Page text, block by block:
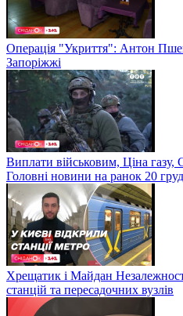
Операція "Укриття": Антон
Запоріжжі
Виплати військовим, Ціна газу,
Головні новини на ранок 20
Хрещатик і Майдан
станцій та пересадочних вузлів